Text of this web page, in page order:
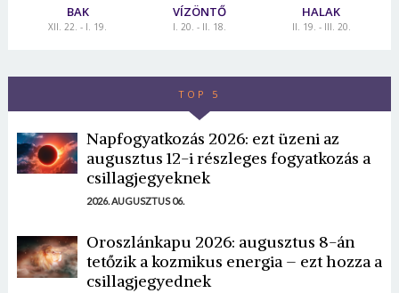
BAK
XII. 22. - I. 19.
VÍZÖNTŐ
I. 20. - II. 18.
HALAK
II. 19. - III. 20.
TOP 5
Napfogyatkozás 2026: ezt üzeni az
augusztus 12-i részleges fogyatkozás a
csillagjegyeknek
2026. AUGUSZTUS 06.
Oroszlánkapu 2026: augusztus 8-án
tetőzik a kozmikus energia – ezt hozza a
csillagjegyednek